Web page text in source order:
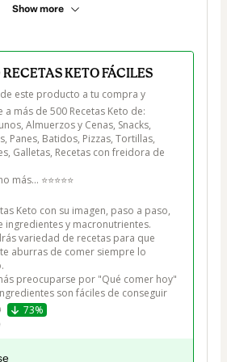
Show more
KETO FÁCILES
este producto a tu compra y
a más de 500 Recetas Keto de:
Almuerzos y Cenas, Snacks,
Panes, Batidos, Pizzas, Tortillas,
Galletas, Recetas con freidora de
más... ⭐⭐⭐⭐⭐
Keto con su imagen, paso a paso,
ingredientes y macronutrientes.
variedad de recetas para que
aburras de comer siempre lo
preocuparse por "Qué comer hoy"
son fáciles de conseguir
73%